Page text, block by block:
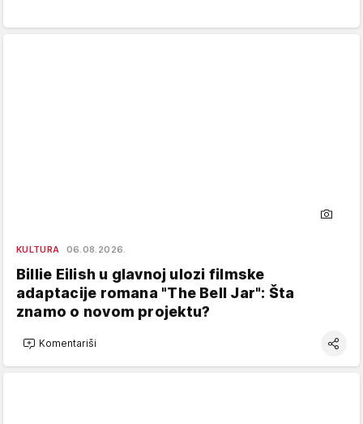
KULTURA 06.08.2026.
Billie Eilish u glavnoj ulozi filmske
adaptacije romana "The Bell Jar": Šta
znamo o novom projektu?
Komentariši